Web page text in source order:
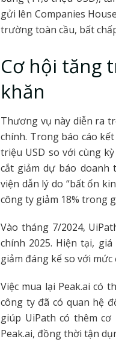
gửi lên Companies
trường toàn cầu, bất
Cơ hội tăng
khăn
Thương vụ này diễn ra
chính. Trong báo cáo
triệu USD so với cùng
cắt giảm dự báo doanh
viện dẫn lý do “bất ổn
công ty giảm 18% trong
Vào tháng 7/2024,
chính 2025. Hiện tại,
giảm đáng kể so với
Việc mua lại Peak.ai có
công ty đã có quan hệ
giúp UiPath có thêm
Peak.ai, đồng thời tận